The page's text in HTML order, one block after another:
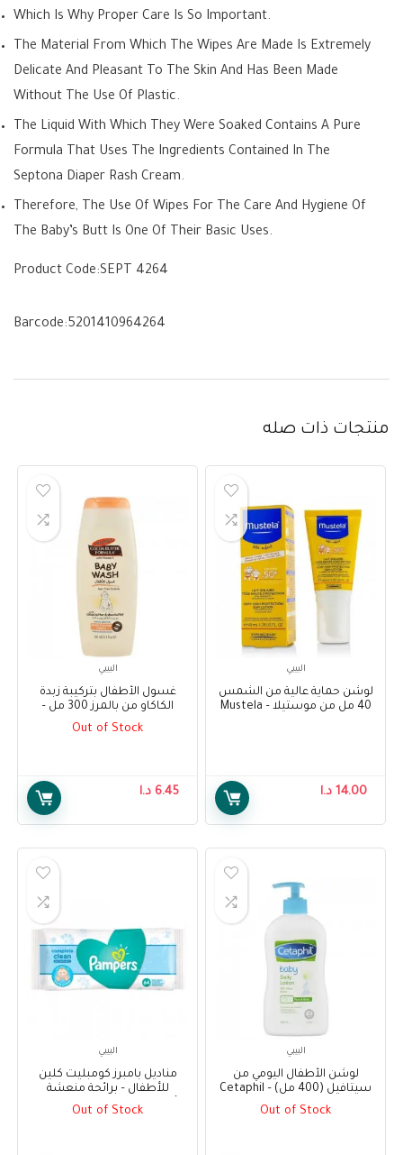
Which Is Why Proper Care Is So Important.
The Material From Which The Wipes Are Made Is Extremely
Delicate And Pleasant To The Skin And Has Been Made
Without The Use Of Plastic.
The Liquid With Which They Were Soaked Contains A Pure
Formula That Uses The Ingredients Contained In The
Septona Diaper Rash Cream.
Therefore, The Use Of Wipes For The Care And Hygiene Of
The Baby’s Butt Is One Of Their Basic Uses.
Product Code:SEPT 4264
Barcode:5201410964264
منتجات ذات صله
البيبي
لوشن حماية عالية من الشمس
40 مل من موستيلا – Mustela
14.00 د.ا
البيبي
غسول الأطفال بتركيبة زبدة
الكاكاو من بالمرز 300 مل –
Palmer’s Cocoa Butter
Out of Stock
6.45 د.ا
البيبي
لوشن الأطفال اليومي من
سيتافيل (400 مل) – Cetaphil
Baby Daily Lotion (400ml)
Out of Stock
البيبي
مناديل بامبرز كومبليت كلين
للأطفال – برائحة منعشة
للأطفال ، 64 منديل – Pampers
Out of Stock